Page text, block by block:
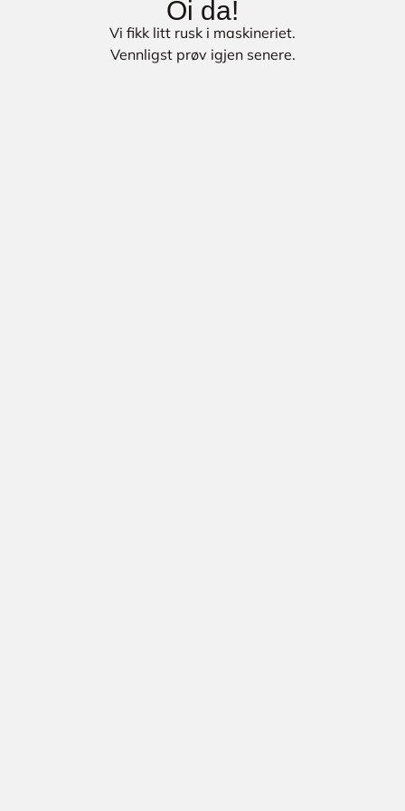
Oi da!
Vi fikk litt rusk i maskineriet.
Vennligst prøv igjen senere.